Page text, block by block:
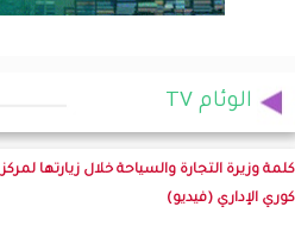
الوئام TV
كلمة وزيرة التجارة والسياحة خلال زيارتها لمركز
كوري الإداري (فيديو)